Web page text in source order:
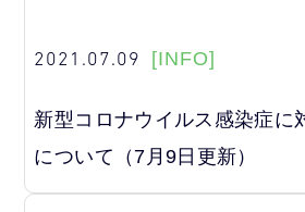
2021.07.09 [INFO]
新型コロナウイルス感染症に
について（7月9日更新）